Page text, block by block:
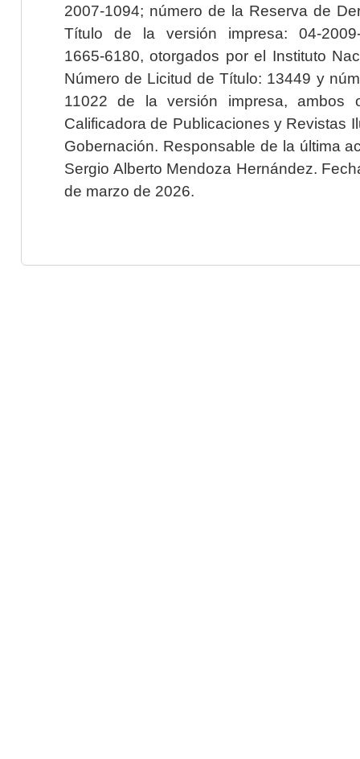
2007-1094; número de la Reserva de
Título de la versión impresa: 04-2009-
1665-6180, otorgados por el Instituto
Número de Licitud de Título: 13449 y
11022 de la versión impresa, ambos
Calificadora de Publicaciones y Revistas
Gobernación. Responsable de la última
Sergio Alberto Mendoza Hernández.
de marzo de 2026.